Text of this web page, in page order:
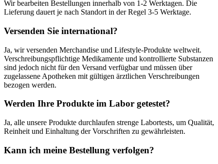
Wir bearbeiten Bestellungen innerhalb von 1-2 Werktagen. Die
Lieferung dauert je nach Standort in der Regel 3-5 Werktage.
Versenden Sie international?
Ja, wir versenden Merchandise und Lifestyle-Produkte weltweit.
Verschreibungspflichtige Medikamente und kontrollierte Substanzen
sind jedoch nicht für den Versand verfügbar und müssen über
zugelassene Apotheken mit gültigen ärztlichen Verschreibungen
bezogen werden.
Werden Ihre Produkte im Labor getestet?
Ja, alle unsere Produkte durchlaufen strenge Labortests, um Qualität,
Reinheit und Einhaltung der Vorschriften zu gewährleisten.
Kann ich meine Bestellung verfolgen?